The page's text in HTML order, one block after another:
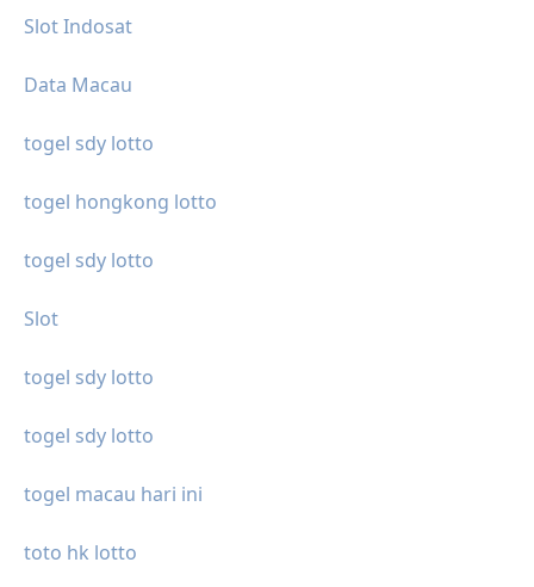
Slot Indosat
Data Macau
togel sdy lotto
togel hongkong lotto
togel sdy lotto
Slot
togel sdy lotto
togel sdy lotto
togel macau hari ini
toto hk lotto